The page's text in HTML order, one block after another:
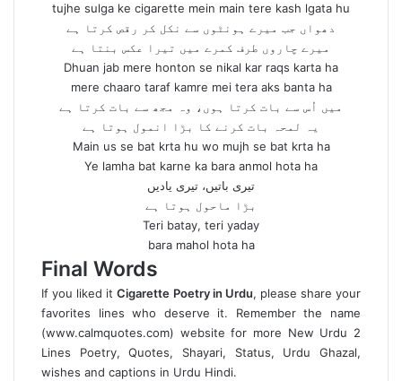
tujhe sulga ke cigarette mein main tere kash lgata hu
دھواں جب میرے ہونٹوں سے نکل کر رقص کرتا ہے
میرے چاروں طرف کمرے میں تیرا عکس بنتا ہے
Dhuan jab mere honton se nikal kar raqs karta ha
mere chaaro taraf kamre mei tera aks banta ha
میں اُس سے بات کرتا ہوں، وہ مجھ سے بات کرتا ہے
یہ لمحہ بات کرنے کا بڑا انمول ہوتا ہے
Main us se bat krta hu wo mujh se bat krta ha
Ye lamha bat karne ka bara anmol hota ha
تیری باتیں، تیری یادیں
بڑا ماحول ہوتا ہے
Teri batay, teri yaday
bara mahol hota ha
Final Words
If you liked itCigarette Poetry in Urdu, please share your
favorites lines who deserve it. Remember the name
(www.calmquotes.com) website for more New Urdu 2
Lines Poetry, Quotes, Shayari, Status, Urdu Ghazal,
wishes and captions in Urdu Hindi.